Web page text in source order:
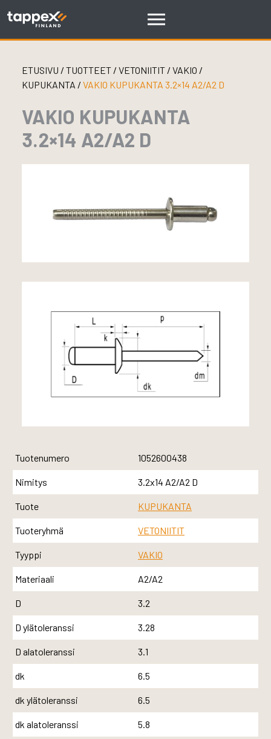
ETUSIVU / TUOTTEET/ VETONIITIT / VAKIO /
KUPUKANTA / VAKIO KUPUKANTA 3.2×14 A2/A2 D
VAKIO KUPUKANTA
3.2×14 A2/A2 D
Tuotenumero 1052600438
Nimitys 3.2x14 A2/A2 D
Tuote KUPUKANTA
Tuoteryhmä VETONIITIT
Tyyppi VAKIO
Materiaali A2/A2
D 3.2
D ylätoleranssi 3.28
D alatoleranssi 3.1
dk 6.5
dk ylätoleranssi 6.5
dk alatoleranssi 5.8